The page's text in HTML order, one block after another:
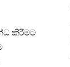
කිරීමට